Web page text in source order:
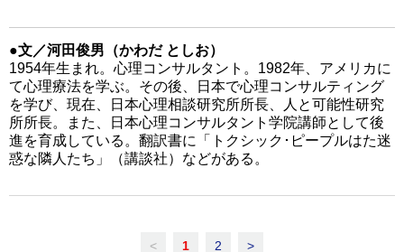
●文／河田俊男（かわだ としお）
1954年生まれ。心理コンサルタント。1982年、アメリカに
て心理療法を学ぶ。その後、日本で心理コンサルティング
を学び、現在、日本心理相談研究所所長、人と可能性研究
所所長。また、日本心理コンサルタント学院講師として後
進を育成している。翻訳書に「トクシック･ピープルはた迷
惑な隣人たち」（講談社）などがある。
< 1 2 >